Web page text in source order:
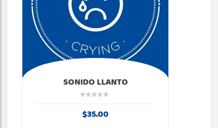
SONIDO LLANTO
$35.00